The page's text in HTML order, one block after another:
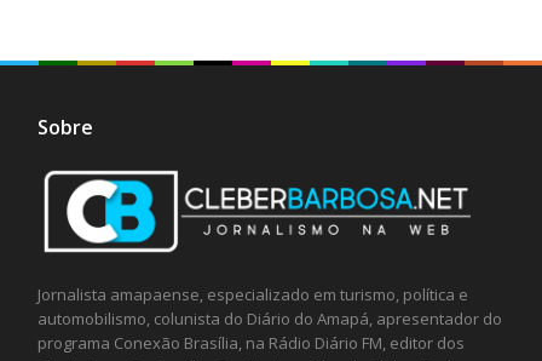
Sobre
Jornalista amapaense, especializado em turismo, política e
automobilismo, colunista do Diário do Amapá, apresentador do
programa Conexão Brasília, na Rádio Diário FM, editor dos